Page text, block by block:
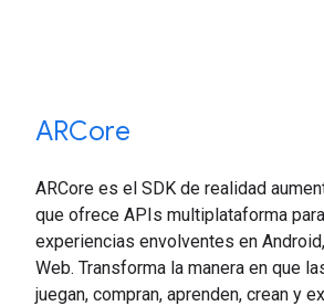
ARCore
ARCore es el SDK de realidad
que ofrece APIs multiplataforma
experiencias envolventes en
Web. Transforma la manera en que
juegan, compran, aprenden, crean y